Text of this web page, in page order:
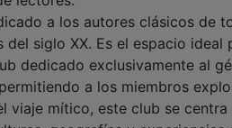
a los autores clásicos de
del siglo XX. Es el espacio
dedicado exclusivamente al
a los miembros
viaje mítico, este club se